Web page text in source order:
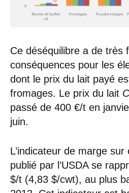
Ce déséquilibre a de très
conséquences pour les
dont le prix du lait payé
fromages. Le prix du lait
passé de 400 €/t en
juin.
L’indicateur de marge
publié par l’USDA se
$/t (4,83 $/cwt), au plus